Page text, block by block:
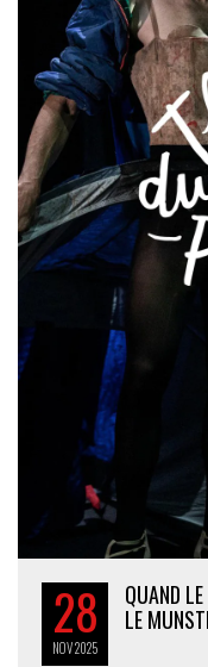
28
NOV2025
QUAND
LE